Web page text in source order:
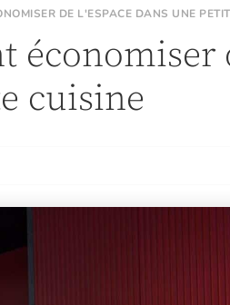
DE L'ESPACE DANS UNE
économiser
cuisine